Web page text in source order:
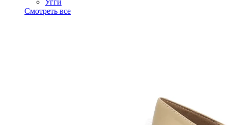
Угги
Смотреть все